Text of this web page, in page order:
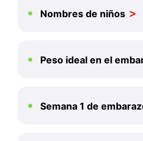
Nombres de niños
Peso ideal en el
Semana 1 de